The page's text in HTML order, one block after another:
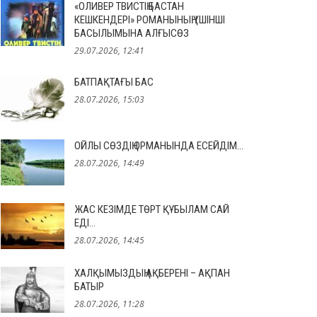
«ОЛИВЕР ТВИСТІҢ БАСТАН
КЕШКЕНДЕРІ» РОМАНЫНЫҢ ҮШІНШІ
БАСЫЛЫМЫНА АЛҒЫСӨЗ
29.07.2026, 12:41
БАТПАҚТАҒЫ БАС
28.07.2026, 15:03
ОЙЛЫ СӨЗДІҢ ОРМАНЫНДА ЕСЕЙДІМ…
28.07.2026, 14:49
ЖАС КЕЗІМДЕ ТӨРТ ҚҰБЫЛАМ САЙ
ЕДІ…
28.07.2026, 14:45
ХАЛҚЫМЫЗДЫҢ АҚБЕРЕНІ – АҚПАН
БАТЫР
28.07.2026, 11:28